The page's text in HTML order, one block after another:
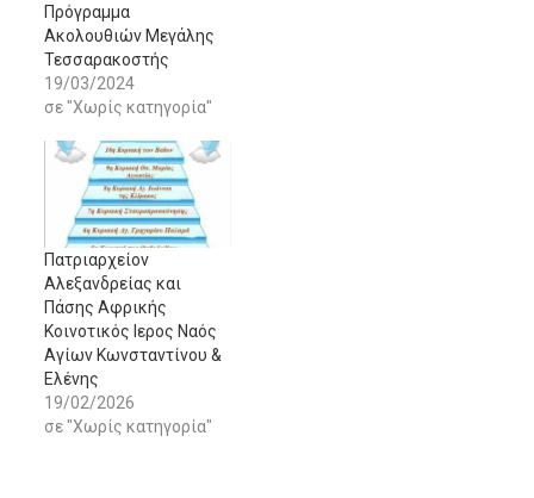
Πρόγραμμα
Ακολουθιών Μεγάλης
Τεσσαρακοστής
19/03/2024
σε "Χωρίς κατηγορία"
Πατριαρχείον
Αλεξανδρείας και
Πάσης Αφρικής
Κοινοτικός Ιερος Ναός
Αγίων Κωνσταντίνου &
Ελένης
19/02/2026
σε "Χωρίς κατηγορία"